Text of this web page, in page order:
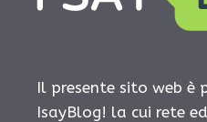
Il presente sito web è
IsayBlog! la cui rete